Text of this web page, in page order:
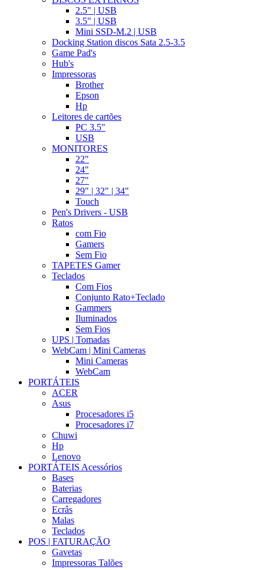
2.5" | USB
3.5" | USB
Mini SSD-M.2 | USB
Docking Station discos Sata 2.5-3.5
Game Pad's
Hub's
Impressoras
Brother
Epson
Hp
Leitores de cartões
PC 3.5"
USB
MONITORES
22"
24"
27"
29" | 32" | 34"
Touch
Pen's Drivers - USB
Ratos
com Fio
Gamers
Sem Fio
TAPETES Gamer
Teclados
Com Fios
Conjunto Rato+Teclado
Gammers
Iluminados
Sem Fios
UPS | Tomadas
WebCam | Mini Cameras
Mini Cameras
WebCam
PORTÁTEIS
ACER
Asus
Procesadores i5
Procesadores i7
Chuwi
Hp
Lenovo
PORTÁTEIS Acessórios
Bases
Baterias
Carregadores
Ecrâs
Malas
Teclados
POS | FATURAÇÃO
Gavetas
Impressoras Talões